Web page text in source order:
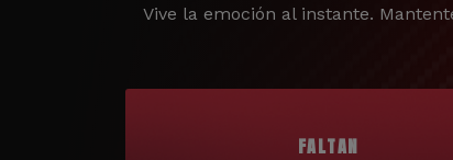
Vive la emoción al instante.
FALTAN